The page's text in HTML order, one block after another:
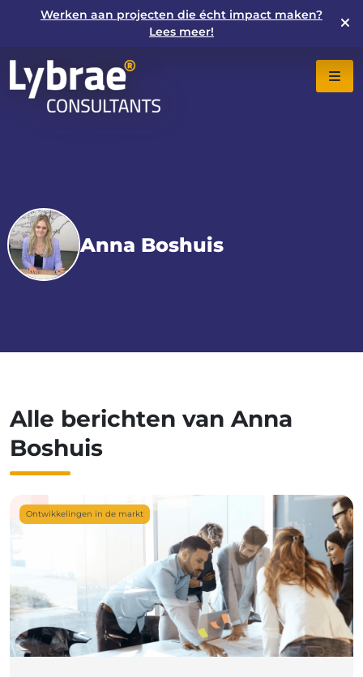
Werken aan projecten die écht impact maken?
Lees meer!
Anna Boshuis
Alle berichten van Anna
Boshuis
Ontwikkelingen in de markt